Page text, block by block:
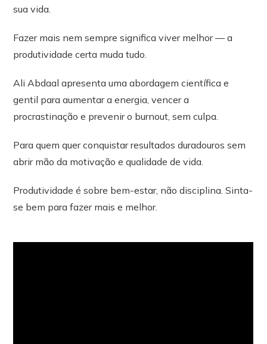
sua vida.
Fazer mais nem sempre significa viver melhor — a
produtividade certa muda tudo.
Ali Abdaal apresenta uma abordagem científica e
gentil para aumentar a energia, vencer a
procrastinação e prevenir o burnout, sem culpa.
Para quem quer conquistar resultados duradouros sem
abrir mão da motivação e qualidade de vida.
Produtividade é sobre bem-estar, não disciplina. Sinta-
se bem para fazer mais e melhor.